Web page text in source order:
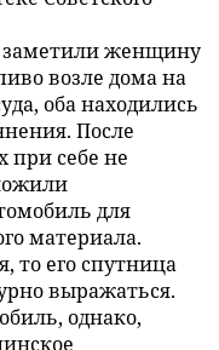
заметили женщину
возле дома на
оба находились
После
при себе не
для
материала.
то его спутница
выражаться.
однако,